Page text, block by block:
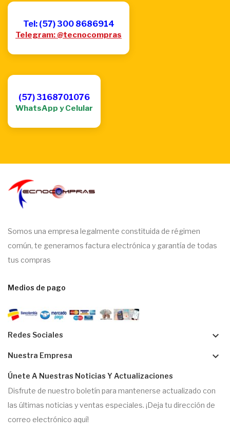
Tel: (57) 300 8686914
Telegram: @tecnocompras
(57) 3168701076
WhatsApp y Celular
Somos una empresa legalmente constituida de régimen
común, te generamos factura electrónica y garantía de todas
tus compras
Medios de pago
Redes Sociales keyboard_arrow_down
Nuestra Empresa keyboard_arrow_down
Únete A Nuestras Noticias Y Actualizaciones
Disfrute de nuestro boletín para mantenerse actualizado con
las últimas noticias y ventas especiales. ¡Deja tu dirección de
correo electrónico aquí!